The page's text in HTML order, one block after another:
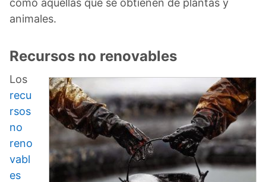
animales.
Recursos no renovables
Los
recu
rsos
no
reno
vabl
es